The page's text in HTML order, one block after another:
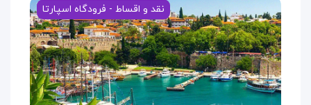
نقد و اقساط - فرودگاه اسپارتا